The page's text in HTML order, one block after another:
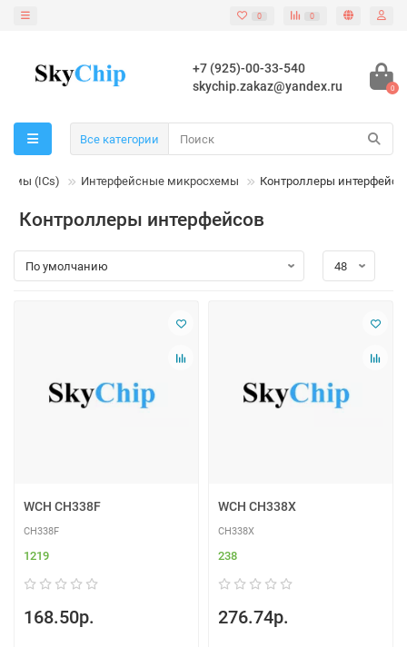
0 0
+7 (925)-00-33-540
skychip.zakaz@yandex.ru
0
Все категории
(ICs) Интерфейсные микросхемы Контроллеры
Контроллеры интерфейсов
WCH CH338F
CH338F
1219
168.50р.
WCH CH338X
CH338X
238
276.74р.